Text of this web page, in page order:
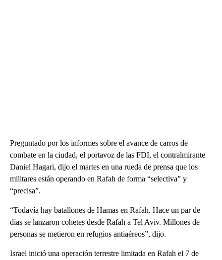
Preguntado por los informes sobre el avance de carros de
combate en la ciudad, el portavoz de las FDI, el contralmirante
Daniel Hagari, dijo el martes en una rueda de prensa que los
militares están operando en Rafah de forma “selectiva” y
“precisa”.
“Todavía hay batallones de Hamas en Rafah. Hace un par de
días se lanzaron cohetes desde Rafah a Tel Aviv. Millones de
personas se metieron en refugios antiaéreos”, dijo.
Israel inició una operación terrestre limitada en Rafah el 7 de